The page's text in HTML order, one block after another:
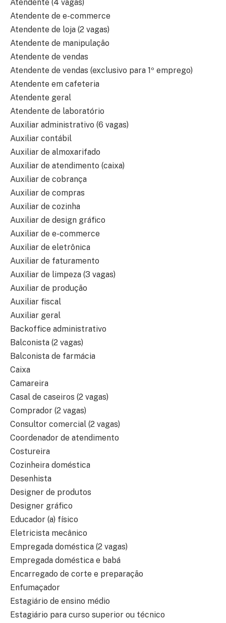
Atendente (4 vagas)
Atendente de e-commerce
Atendente de loja (2 vagas)
Atendente de manipulação
Atendente de vendas
Atendente de vendas (exclusivo para 1º emprego)
Atendente em cafeteria
Atendente geral
Atendente de laboratório
Auxiliar administrativo (6 vagas)
Auxiliar contábil
Auxiliar de almoxarifado
Auxiliar de atendimento (caixa)
Auxiliar de cobrança
Auxiliar de compras
Auxiliar de cozinha
Auxiliar de design gráfico
Auxiliar de e-commerce
Auxiliar de eletrônica
Auxiliar de faturamento
Auxiliar de limpeza (3 vagas)
Auxiliar de produção
Auxiliar fiscal
Auxiliar geral
Backoffice administrativo
Balconista (2 vagas)
Balconista de farmácia
Caixa
Camareira
Casal de caseiros (2 vagas)
Comprador (2 vagas)
Consultor comercial (2 vagas)
Coordenador de atendimento
Costureira
Cozinheira doméstica
Desenhista
Designer de produtos
Designer gráfico
Educador (a) físico
Eletricista mecânico
Empregada doméstica (2 vagas)
Empregada doméstica e babá
Encarregado de corte e preparação
Enfumaçador
Estagiário de ensino médio
Estagiário para curso superior ou técnico